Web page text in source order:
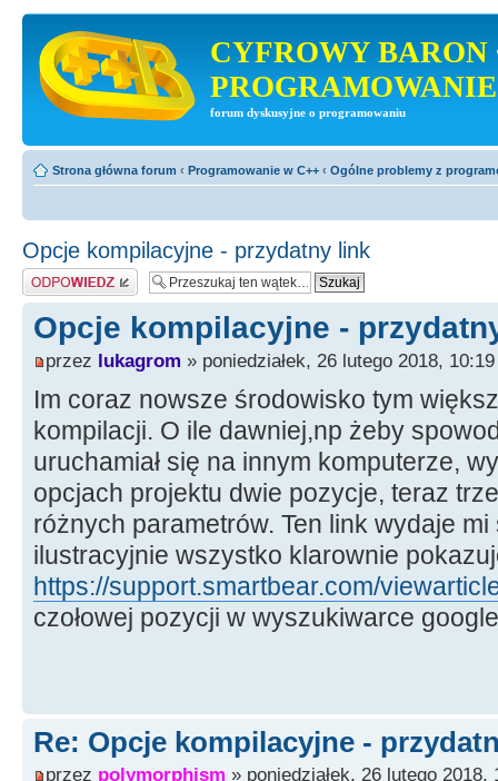
CYFROWY BARON
PROGRAMOWANIE
forum dyskusyjne o programowaniu
Strona główna forum ‹ Programowanie w C++ ‹ Ogólne problemy z
Opcje kompilacyjne - przydatny link
Odpowiedz
Opcje kompilacyjne -
przez lukagrom » poniedziałek, 26 lutego 2018, 10:19
Im coraz nowsze środowisko tym
kompilacji. O ile dawniej,np żeby
uruchamiał się na innym komputerze,
opcjach projektu dwie pozycje, teraz
różnych parametrów. Ten link wydaje
ilustracyjnie wszystko klarownie
https://support.smartbear.com/
czołowej pozycji w wyszukiwarce
Re: Opcje kompilacyjne -
przez polymorphism » poniedziałek, 26 lutego 2018,